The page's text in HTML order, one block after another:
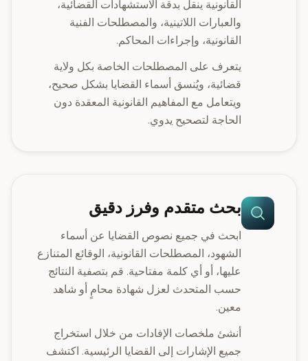
القانونية ينقل بدقة الاستشهادات القضائية،
والعبارات اللاتينية، والمصطلحات الفنية
القانونية، وإجراءات المحاكم.
يتعرف على المصطلحات الخاصة بكل ولاية
قضائية، ويُنسق أسماء القضايا بشكل صحيح،
ويتعامل مع المفاهيم القانونية المعقدة دون
الحاجة لتصحيح يدوي.
بحث متقدم وفرز دقيق
ابحث في جميع نصوص القضايا عن أسماء
الشهود، المصطلحات القانونية، الوقائع المتنازع
عليها، أو أي كلمة مفتاحية. قم بتصفية النتائج
حسب المتحدث لعزل شهادة محامٍ أو شاهد
معين.
أنشئ ملخصات الإفادات من خلال استخراج
جميع الإشارات إلى القضايا الرئيسية. اكتشف